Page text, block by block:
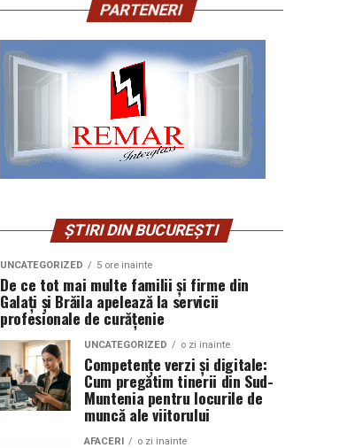
PARTENERI
ȘTIRI DIN BUCUREȘTI
UNCATEGORIZED 5 ore inainte
De ce tot mai multe familii și firme din
Galați și Brăila apelează la servicii
profesionale de curățenie
UNCATEGORIZED o zi inainte
Competențe verzi și digitale:
Cum pregătim tinerii din Sud-
Muntenia pentru locurile de
muncă ale viitorului
AFACERI o zi inainte